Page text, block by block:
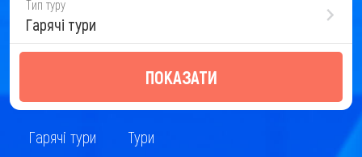
Тип туру
Гарячі тури
ПОКАЗАТИ
Гарячі тури Тури